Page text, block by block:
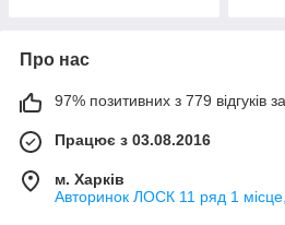
Про нас
97% позитивних з 779 відгуків
Працює з 03.08.2016
м. Харків
Авторинок ЛОСК 11 ряд 1 місце,